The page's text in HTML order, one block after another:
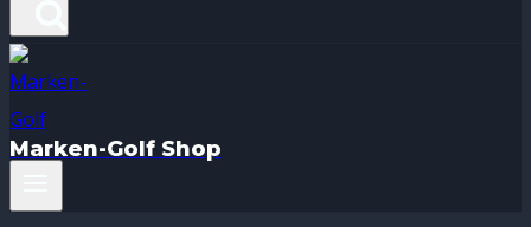
Marken-Golf Shop